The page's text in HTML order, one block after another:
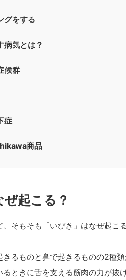
グをする
病気とは？
候群
症
商品
起こる？
そもそも「いびき」はなぜ起こ
きるものと鼻で起きるものの2種類
ときに舌を支える筋肉の力が抜